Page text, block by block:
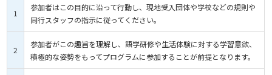
1
参加者はこの目的に沿って行動し、現地受入団体や学校などの規則や
同行スタッフの指示に従ってください。
2
参加者がこの趣旨を理解し、語学研修や生活体験に対する学習意欲、
積極的な姿勢をもってプログラムに参加することが前提となります。